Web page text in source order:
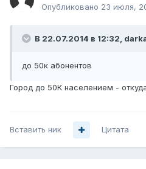
Опубликовано 23 июля,
В 22.07.2014 в 12:32,
до 50к абонентов
Город до 50К населением -
Вставить ник Цитата